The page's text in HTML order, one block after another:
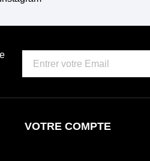
VOTRE COMPTE